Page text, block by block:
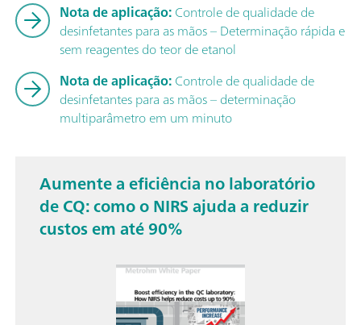
Nota de aplicação:Controle de qualidade de
desinfetantes para as mãos – Determinação rápida e
sem reagentes do teor de etanol
Nota de aplicação:Controle de qualidade de
desinfetantes para as mãos – determinação
multiparâmetro em um minuto
Aumente a eficiência no laboratório
de CQ: como o NIRS ajuda a reduzir
custos em até 90%